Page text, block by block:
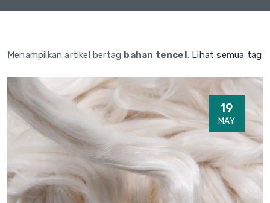
Menampilkan artikel bertag bahan tencel. Lihat semua tag
19
MAY